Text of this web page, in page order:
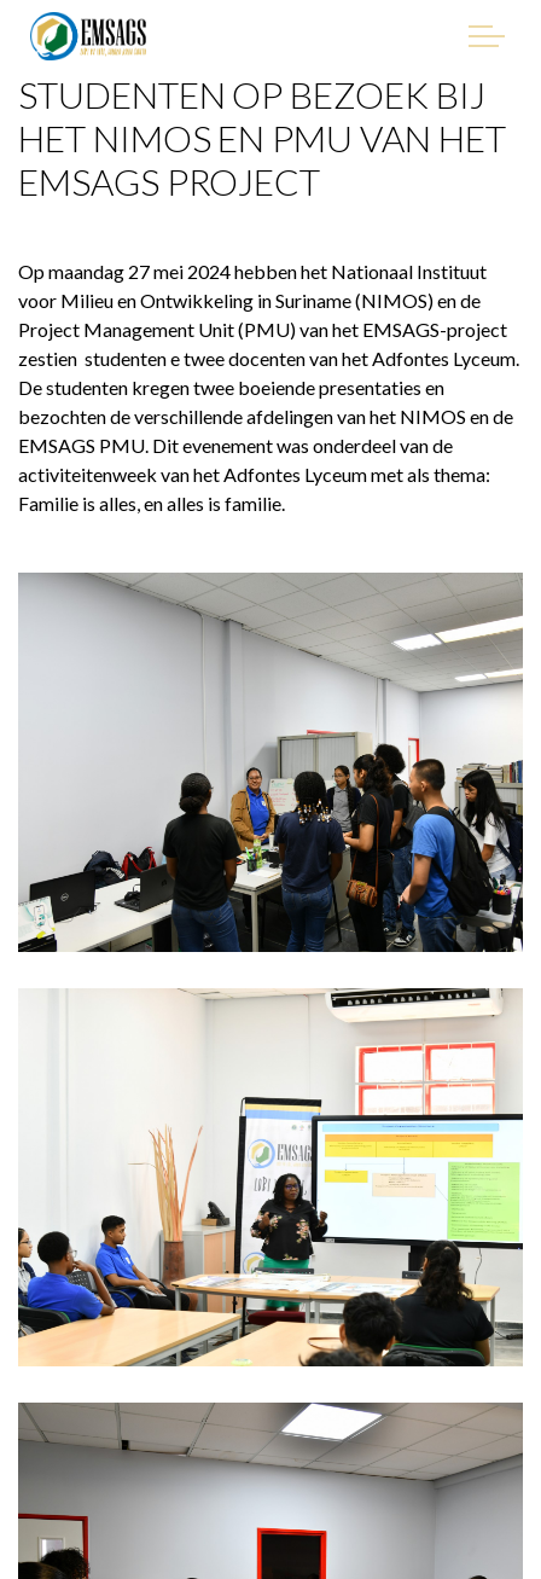
"Improving Environmental Management in the Mining
Sector of Suriname, with Emphasis on Artisanal and Small-
Scale Gold Mining (ASGM)" - EMSAGS Project
HET PROJECT
WIE WE ZIJN
WIE IS BETROKKEN
PROCUREMENT
STUDENTEN OP BEZOEK BIJ
HET NIMOS EN PMU VAN HET
EMSAGS PROJECT
Op maandag 27 mei 2024 hebben het Nationaal Instituut
voor Milieu en Ontwikkeling in Suriname (NIMOS) en de
Project Management Unit (PMU) van het EMSAGS-project
zestien studenten e twee docenten van het Adfontes Lyceum.
De studenten kregen twee boeiende presentaties en
bezochten de verschillende afdelingen van het NIMOS en de
EMSAGS PMU. Dit evenement was onderdeel van de
activiteitenweek van het Adfontes Lyceum met als thema:
Familie is alles, en alles is familie.